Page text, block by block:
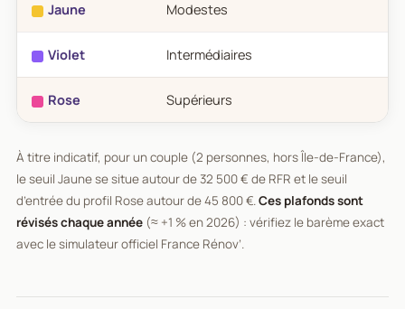
Jaune Modestes
Violet Intermédiaires
Rose Supérieurs
À titre indicatif, pour un couple (2 personnes, hors Île-de-France),
le seuil Jaune se situe autour de 32 500 € de RFR et le seuil
d’entrée du profil Rose autour de 45 800 €.Ces plafonds sont
révisés chaque année (≈ +1 % en 2026) : vérifiez le barème exact
avec le simulateur officiel France Rénov’.